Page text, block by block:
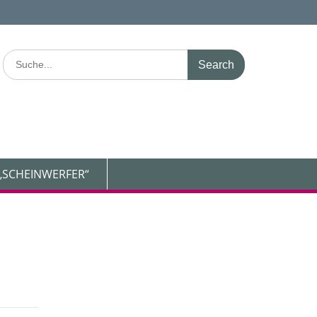
Search
for: